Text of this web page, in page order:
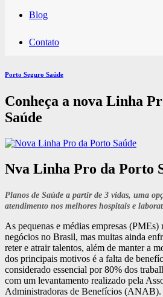
Blog
Contato
Porto Seguro Saúde
Conheça a nova Linha
Saúde
Nva Linha Pro da Porto
Planos de Saúde a partir de 3 vidas, uma
atendimento nos melhores hospitais e
As pequenas e médias empresas (PMEs)
negócios no Brasil, mas muitas ainda
reter e atrair talentos, além de manter a
dos principais motivos é a falta de
considerado essencial por 80% dos
com um levantamento realizado pela
Administradoras de Benefícios (ANAB).